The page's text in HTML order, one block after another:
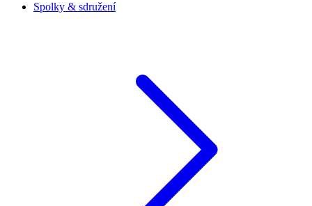
Spolky & sdružení